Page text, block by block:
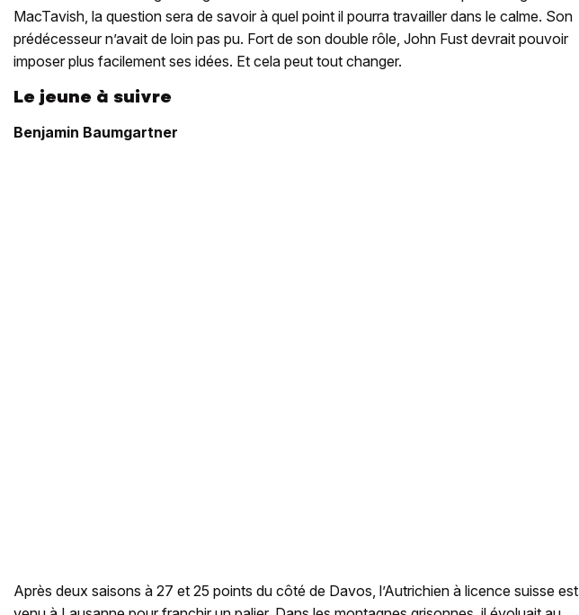
MacTavish, la question sera de savoir à quel point il pourra travailler dans le calme. Son
prédécesseur n’avait de loin pas pu. Fort de son double rôle, John Fust devrait pouvoir
imposer plus facilement ses idées. Et cela peut tout changer.
Le jeune à suivre
Benjamin Baumgartner
Après deux saisons à 27 et 25 points du côté de Davos, l’Autrichien à licence suisse est